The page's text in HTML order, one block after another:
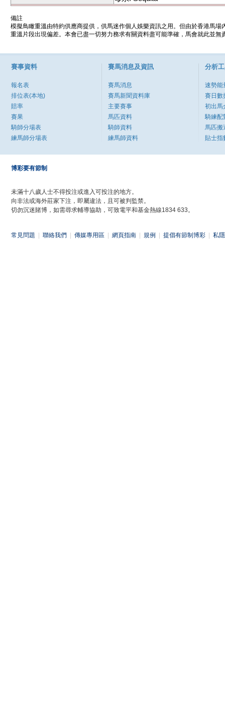
備註
模擬鳥瞰重溫由特約供應商提供，供馬迷作個人娛樂資訊之用。但由於香港馬
重溫片段出現偏差。本會已盡一切努力務求有關資料盡可能準確，馬會就此並
賽事資料
報名表
排位表(本地)
賠率
賽果
騎師分場表
練馬師分場表
賽馬消息及資訊
賽馬消息
賽馬新聞資料庫
主要賽事
馬匹資料
騎師資料
練馬師資料
分析
速勢能
賽日數
初出馬
騎練配
馬匹搬
貼士指
博彩要有節制
未滿十八歲人士不得投注或進入可投注的地方。
向非法或海外莊家下注，即屬違法，且可被判監禁。
切勿沉迷賭博，如需尋求輔導協助，可致電平和基金熱線1834 633。
常見問題 聯絡我們 傳媒專用區 網頁指南 規例 提倡有節制博彩 私